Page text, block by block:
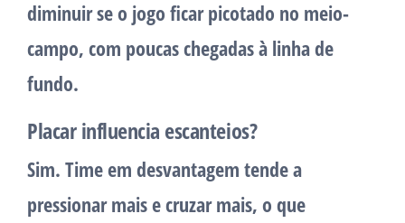
diminuir se o jogo ficar picotado no meio-
campo, com poucas chegadas à linha de
fundo.
Placar influencia escanteios?
Sim. Time em desvantagem tende a
pressionar mais e cruzar mais, o que